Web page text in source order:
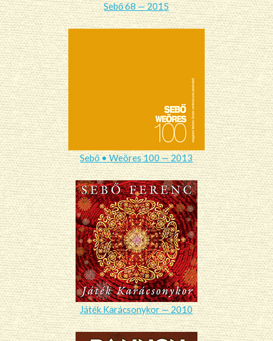
Sebő 68 — 2015
Sebő • Weöres 100 — 2013
Játék Karácsonykor — 2010